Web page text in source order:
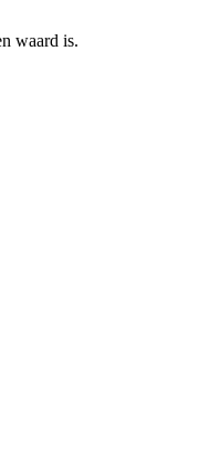
waard is.